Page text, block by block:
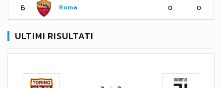
6 Roma 0 0
ULTIMI RISULTATI